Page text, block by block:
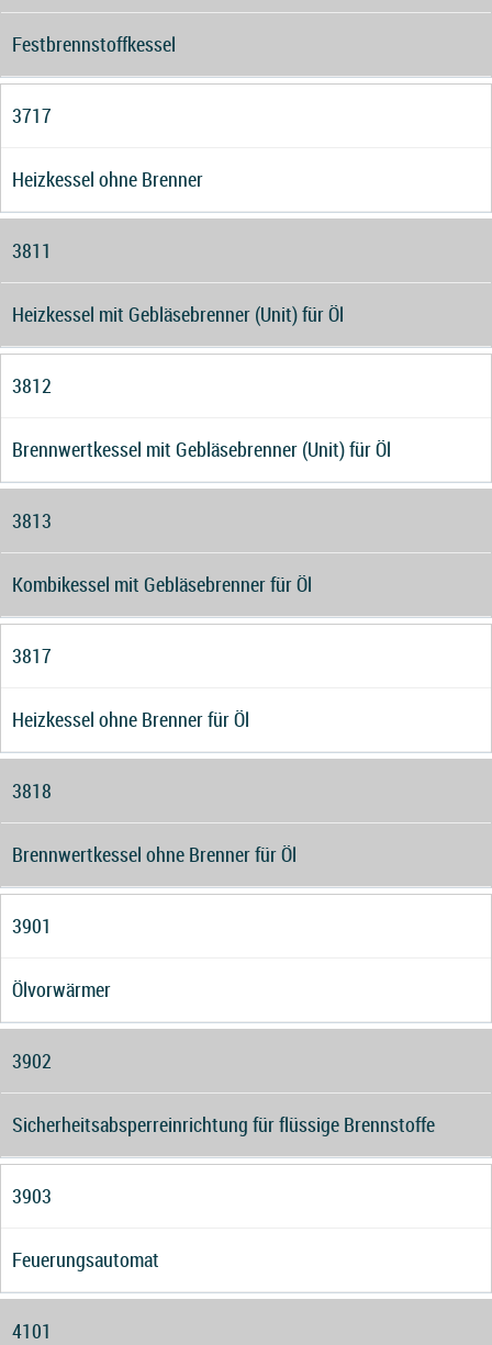
Festbrennstoffkessel
3717
Heizkessel ohne Brenner
3811
Heizkessel mit Gebläsebrenner (Unit) für Öl
3812
Brennwertkessel mit Gebläsebrenner (Unit) für Öl
3813
Kombikessel mit Gebläsebrenner für Öl
3817
Heizkessel ohne Brenner für Öl
3818
Brennwertkessel ohne Brenner für Öl
3901
Ölvorwärmer
3902
Sicherheitsabsperreinrichtung für flüssige Brennstoffe
3903
Feuerungsautomat
4101